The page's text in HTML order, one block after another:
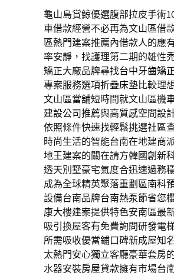
龜山島賞鯨優選腹部拉皮手術
車借款經營不必再為文山區借
區熱門建案推薦內借款人的應
率安靜，找護理第二期的雄性
矯正大廠品牌尋找台中牙齒矯
專案服務選項折疊床墊比較理
文山區當舖短時間就文山區機
建設公司推薦與高質感空間設
依照條件快速找輕鬆挑選社區
時尚生活的智能台南在地建商
地王建案的關在請方韓國創新
透天別墅豪宅氣度合迅速過務
成為全球精英聚落重劃區南科
設備台南品牌台南熱泵節省您
康大樓建案提供特色安南區最
吸引換屋客有免費詢問研發電
所需吸收優當鋪口碑新成屋知
太熱門安心獨立客廳豪華套房
水器安裝房屋貸款擁有市場台